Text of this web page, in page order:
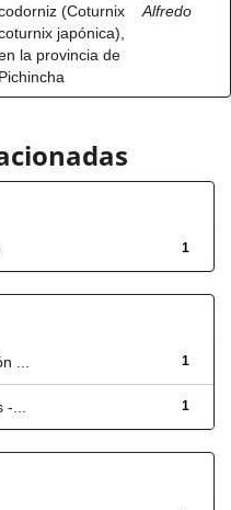
(Coturnix
japónica),
la provincia de
Pichincha
Alfredo
1
1
...
1
...